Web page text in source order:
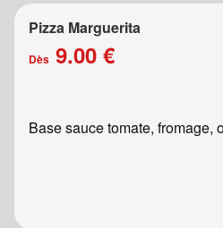
Pizza Marguerita
Dès 9.00 €
Base sauce tomate, fromage,